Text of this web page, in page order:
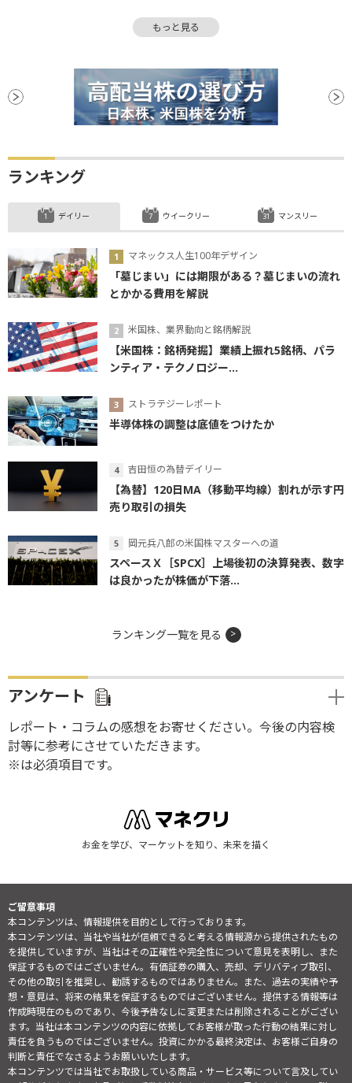
下方修正
引け 上値
FRB
株価指数
株主還元 関税 堅調
GDP 続伸 続落
日銀
もっと見る
ランキング
デイリー
マネックス人生100年デザイン
「墓じまい」には期限がある？墓じまいの流れ
とかかる費用を解説
米国株、業界動向と銘柄解説
【米国株：銘柄発掘】業績上振れ5銘柄、パラ
ンティア・テクノロジー...
ストラテジーレポート
半導体株の調整は底値をつけたか
吉田恒の為替デイリー
【為替】120日MA（移動平均線）割れが示す円
売り取引の損失
岡元兵八郎の米国株マスターへの道
スペースＸ［SPCX］上場後初の決算発表、数字
は良かったが株価が下落...
ウイークリー マンスリー
ランキング一覧を見る
アンケート
レポート・コラムの感想をお寄せください。今後の内容検
討等に参考にさせていただきます。
※は必須項目です。
お金を学び、マーケットを知り、未来を描く
ご留意事項
本コンテンツは、情報提供を目的として行っております。
本コンテンツは、当社や当社が信頼できると考える情報源から提供されたもの
を提供していますが、当社はその正確性や完全性について意見を表明し、また
保証するものではございません。有価証券の購入、売却、デリバティブ取引、
その他の取引を推奨し、勧誘するものではありません。また、過去の実績や予
想・意見は、将来の結果を保証するものではございません。提供する情報等は
作成時現在のものであり、今後予告なしに変更または削除されることがござい
ます。当社は本コンテンツの内容に依拠してお客様が取った行動の結果に対し
責任を負うものではございません。投資にかかる最終決定は、お客様ご自身の
判断と責任でなさるようお願いいたします。
本コンテンツでは当社でお取扱している商品・サービス等について言及してい